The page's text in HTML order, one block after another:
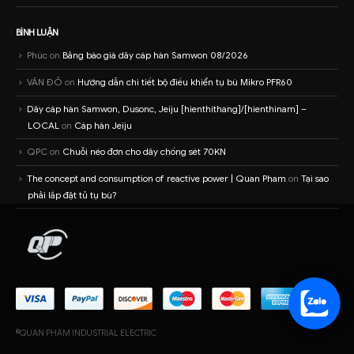
BÌNH LUẬN
Phúc on Bảng báo giá dây cáp hàn Samwon 08/2026
VĂN ĐỎ on Hướng dẫn chi tiết bộ điều khiển tụ bù Mikro PFR60
Dây cáp hàn Samwon, Dusonc, Jeiju [hienthithang]/[hienthinam] –
LOCAL on Cáp hàn Jeiju
QPC on Chuỗi néo đơn cho dây chống sét 70KN
The concept and consumption of reactive power | Quan Pham on Tại sao
phải lắp đặt tủ tụ bù?
©QUAN PHAM INDUSTRIAL ELECTRIC